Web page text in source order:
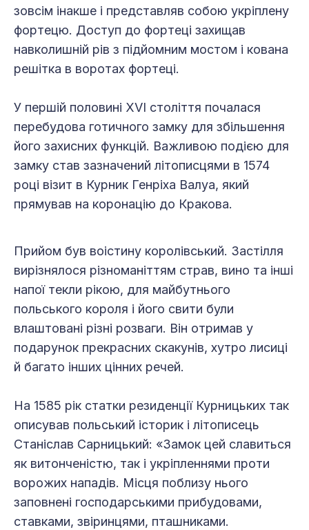
зовсім інакше і представляв собою укріплену
фортецю. Доступ до фортеці захищав
навколишній рів з підйомним мостом і кована
решітка в воротах фортеці.
У першій половині XVI століття почалася
перебудова готичного замку для збільшення
його захисних функцій. Важливою подією для
замку став зазначений літописцями в 1574
році візит в Курник Генріха Валуа, який
прямував на коронацію до Кракова.
Прийом був воістину королівський. Застілля
вирізнялося різноманіттям страв, вино та інші
напої текли рікою, для майбутнього
польського короля і його свити були
влаштовані різні розваги. Він отримав у
подарунок прекрасних скакунів, хутро лисиці
й багато інших цінних речей.
На 1585 рік статки резиденції Курницьких так
описував польський історик і літописець
Станіслав Сарницький: «Замок цей славиться
як витонченістю, так і укріпленнями проти
ворожих нападів. Місця поблизу нього
заповнені господарськими прибудовами,
ставками, звіринцями, пташниками.